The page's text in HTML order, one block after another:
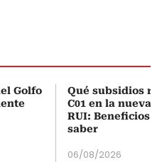
Golfo
Qué subsidios
C01 en la nueva
RUI: Beneficios
saber
06/08/2026